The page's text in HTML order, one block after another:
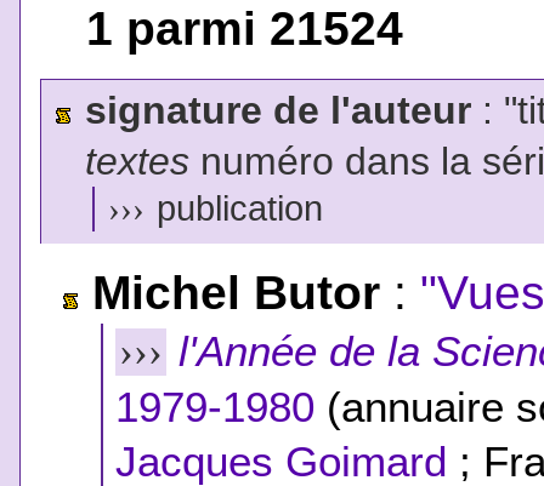
1 parmi 21524
signature de l'auteur:
textesnuméro dans la
››› publication
Michel Butor :
››› l'Année de la
1979-1980 (annuaire
Jacques Goimard ;